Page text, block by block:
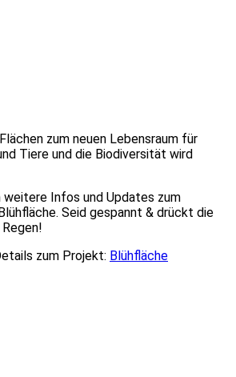
zum neuen Lebensraum für
Tiere und die Biodiversität wird
Infos und Updates zum
Seid gespannt & drückt die
zum Projekt: Blühfläche